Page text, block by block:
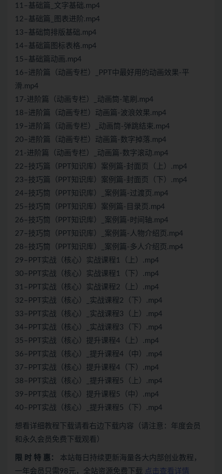
11–基础篇_文字基础.mp4
12–基础篇_图表进阶.mp4
13–基础筒排版基础.mp4
14–基础篇图标表格.mp4
15–基础篇动画.mp4
16–进阶篇（动画专栏）_PPT中最好用的动画效果-平
滑.mp4
17-进阶篇（动画专栏）_动画筒-笔刷.mp4
18–进阶篇（动画专栏）动画篇-波浪效果.mp4
19–进阶篇（动画专栏）_动画筒-弹跳结束.mp4
20–进阶篇（动画专栏）动画篇-数字掉落.mp4
21-进阶篇（动画专栏）_动画篇-数字滚动.mp4
22–技巧篇（PPT知识库）案例篇-封面页（上）.mp4
23–技巧篇（PPT知识库）案例篇-封面页（下）.mp4
24–技巧筒（PPT知识库）_案例篇-过渡页.mp4
25–技巧筒（PPT知识库）案例篇-目录页.mp4
26–技巧筒（PPT知识库）_案例篇-时间轴.mp4
27–技巧筒（PPT知识库）_案例篇-人物介绍页.mp4
28–技巧筒（PPT知识库）_案例篇-多人介绍页.mp4
29–PPT实战（核心）实战课程1（上）.mp4
30–PPT实战（核心）实战课程1（下）.mp4
31–PPT实战（核心）实战课程2（上）.mp4
32–PPT实战（核心）_实战课程2（下）.mp4
33–PPT实战（核心）_实战课程3（上）.mp4
34–PPT实战（核心）_实战课程3（下）.mp4
35–PPT实战（核心）提升课程4（上）.mp4
36–PPT实战（核心）_提升课程4（中）.mp4
37–PPT实战（核心）提升课程4（下）.mp4
38–PPT实战（核心）_提升课程5（上）.mp4
39–PPT实战（核心）提升课程5（中）.mp4
40–PPT实战（核心）_提升课程5（下）.mp4
想看详细教程下载请看右边下载内容（请注意：年度会员
和永久会员免费下载观看）
限 时 特 惠： 本站每日持续更新海量各大内部创业教程，
一年会员只需98元，全站资源免费下载 点击查看详情